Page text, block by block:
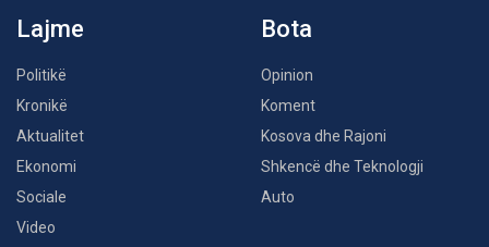
Lajme
Politikë
Kronikë
Aktualitet
Ekonomi
Sociale
Video
Bota
Opinion
Koment
Kosova dhe Rajoni
Shkencë dhe Teknologji
Auto